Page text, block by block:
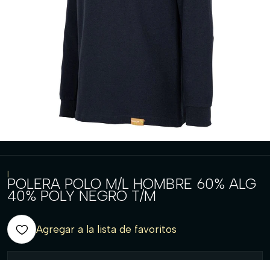
|
POLERA POLO M/L HOMBRE 60% ALG
40% POLY NEGRO T/M
Agregar a la lista de favoritos